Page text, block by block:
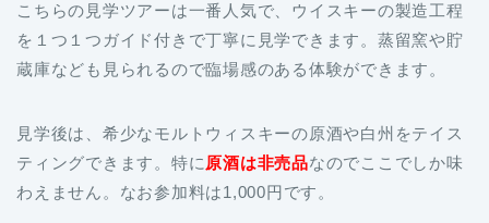
こちらの見学ツアーは一番人気で、ウイスキーの製造工程
を１つ１つガイド付きで丁寧に見学できます。蒸留窯や貯
蔵庫なども見られるので臨場感のある体験ができます。
見学後は、希少なモルトウィスキーの原酒や白州をテイス
ティングできます。特に原酒は非売品なのでここでしか味
わえません。なお参加料は1,000円です。